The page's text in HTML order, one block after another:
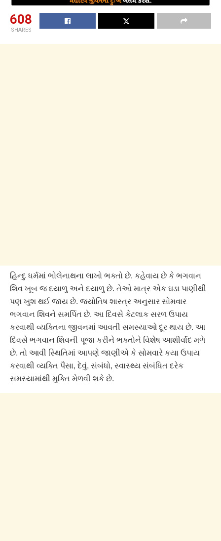
608
SHARES
હિન્દુ ધર્મમાં ભોલેનાથના લાખો ભક્તો છે. કહેવાય છે કે ભગવાન
શિવ ખૂબ જ દયાળુ અને દયાળુ છે. તેઓ માત્ર એક ઘડા પાણીથી
પણ ખુશ થઈ જાય છે. જ્યોતિષ શાસ્ત્ર અનુસાર સોમવાર
ભગવાન શિવને સમર્પિત છે. આ દિવસે કેટલાક સરળ ઉપાય
કરવાથી વ્યક્તિના જીવનમાં આવતી સમસ્યાઓ દૂર થાય છે. આ
દિવસે ભગવાન શિવની પૂજા કરીને ભક્તોને વિશેષ આશીર્વાદ મળે
છે. તો આવી સ્થિતિમાં આપણે જાણીએ કે સોમવારે કયા ઉપાય
કરવાથી વ્યક્તિ પૈસા, દેવું, સંબંધો, સ્વાસ્થ્ય સંબંધિત દરેક
સમસ્યામાંથી મુક્તિ મેળવી શકે છે.